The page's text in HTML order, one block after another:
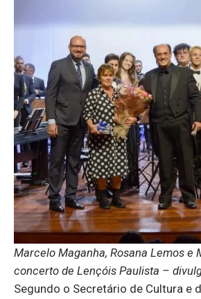
Marcelo Maganha, Rosana Lemos e
concerto de Lençóis Paulista –
Segundo o Secretário de Cultura e